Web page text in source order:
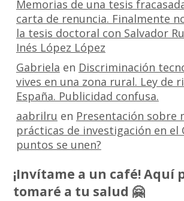
Memorias de una tesis
carta de renuncia. Finalmente
la tesis doctoral con Salvador
Inés López López
Gabriela en Discriminación
vives en una zona rural. Ley de
España. Publicidad confusa.
aabrilru en Presentación sobre
prácticas de investigación en el
puntos se unen?
¡Invítame a un café! Aquí
tomaré a tu salud 🤗